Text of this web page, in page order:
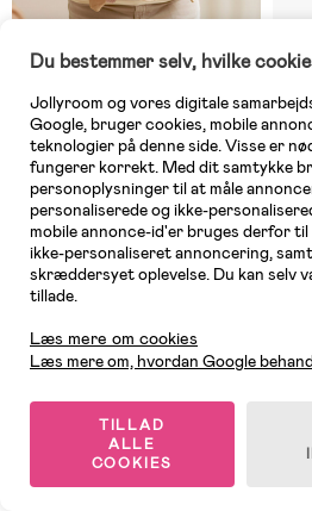
På lager
(12)
Babybjörn Mini Bæresele
Woven, Beige
559 kr
Vejl. pris: 689 kr
Du bestemmer selv, hvilke
Jollyroom og vores digitale
Google, bruger cookies, mobile
teknologier på denne side. Visse er
fungerer korrekt. Med dit samtykke
personoplysninger til at måle
personaliserede og ikke-
mobile annonce-id'er bruges derfor
ikke-personaliseret annoncering,
skræddersyet oplevelse. Du kan selv
tillade.
Læs mere om cookies
Læs mere om, hvordan Google
TILLAD
ALLE
COOKIES